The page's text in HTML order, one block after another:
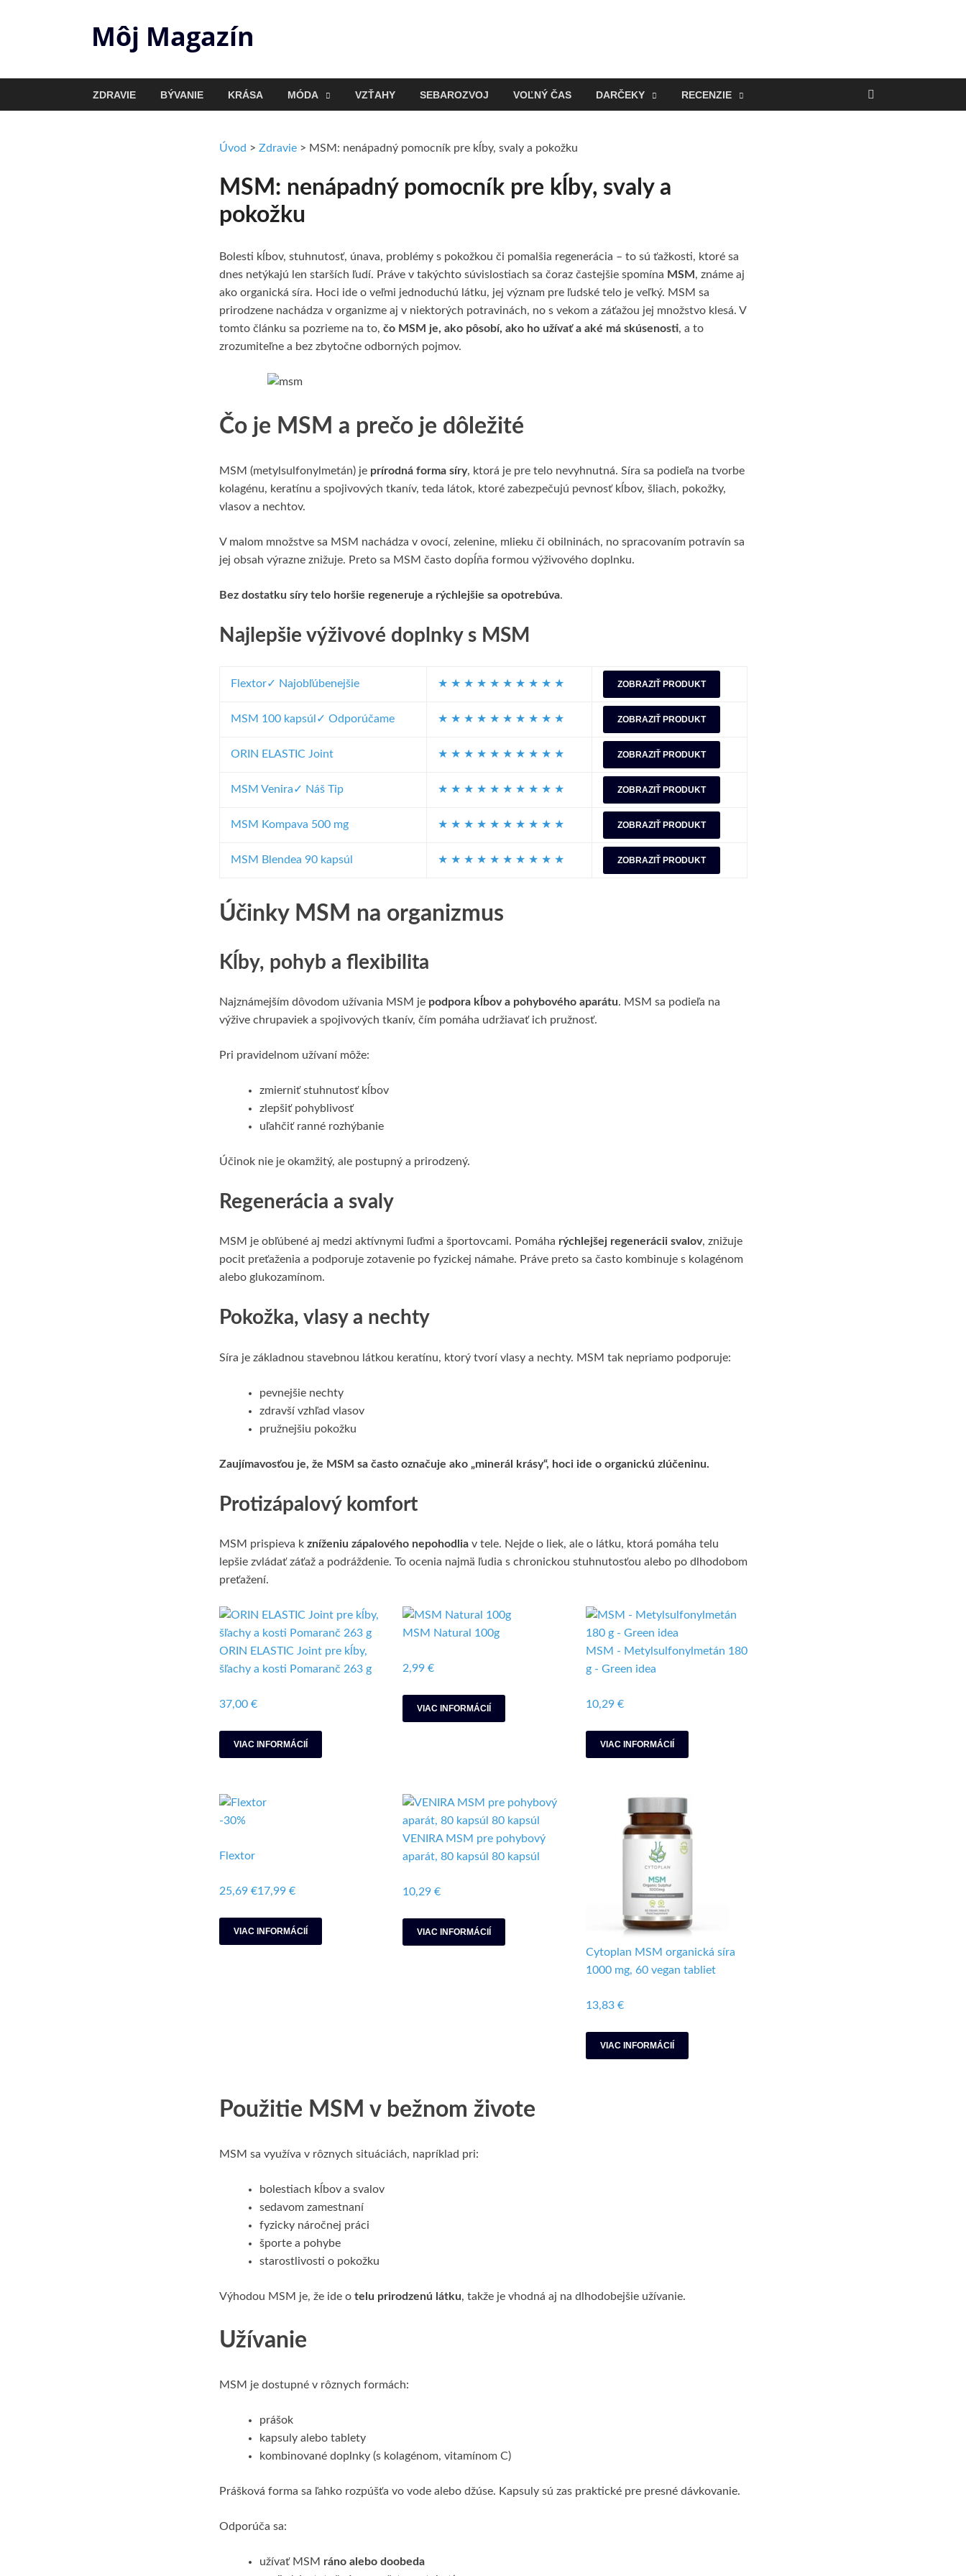
Môj Magazín
ZDRAVIE BÝVANIE KRÁSA MÓDA VZŤAHY SEBAROZVOJ VOĽNÝ ČAS DARČEKY RECENZIE
Úvod > Zdravie> MSM: nenápadný pomocník pre kĺby, svaly a pokožku
MSM: nenápadný pomocník pre kĺby, svaly a
pokožku
Bolesti kĺbov, stuhnutosť, únava, problémy s pokožkou či pomalšia regenerácia – to sú ťažkosti, ktoré sa
dnes netýkajú len starších ľudí. Práve v takýchto súvislostiach sa čoraz častejšie spomína MSM , známe aj
ako organická síra. Hoci ide o veľmi jednoduchú látku, jej význam pre ľudské telo je veľký. MSM sa
prirodzene nachádza v organizme aj v niektorých potravinách, no s vekom a záťažou jej množstvo klesá. V
tomto článku sa pozrieme na to, čo MSM je, ako pôsobí, ako ho užívať a aké má skúsenosti, a to
zrozumiteľne a bez zbytočne odborných pojmov.
Čo je MSM a prečo je dôležité
MSM (metylsulfonylmetán) je prírodná forma síry, ktorá je pre telo nevyhnutná. Síra sa podieľa na tvorbe
kolagénu, keratínu a spojivových tkanív, teda látok, ktoré zabezpečujú pevnosť kĺbov, šliach, pokožky,
vlasov a nechtov.
V malom množstve sa MSM nachádza v ovocí, zelenine, mlieku či obilninách, no spracovaním potravín sa
jej obsah výrazne znižuje. Preto sa MSM často dopĺňa formou výživového doplnku.
Bez dostatku síry telo horšie regeneruje a rýchlejšie sa opotrebúva.
Najlepšie výživové doplnky s MSM
Flextor✓ Najobľúbenejšie ★ ★ ★ ★ ★ ★ ★ ★ ★ ★ ZOBRAZIŤ PRODUKT
MSM 100 kapsúl ✓ Odporúčame ★ ★ ★ ★ ★ ★ ★ ★ ★ ★ ZOBRAZIŤ PRODUKT
ORIN ELASTIC Joint ★ ★ ★ ★ ★ ★ ★ ★ ★ ★ ZOBRAZIŤ PRODUKT
MSM Venira✓ Náš Tip ★ ★ ★ ★ ★ ★ ★ ★ ★ ★ ZOBRAZIŤ PRODUKT
MSM Kompava 500 mg ★ ★ ★ ★ ★ ★ ★ ★ ★ ★ ZOBRAZIŤ PRODUKT
MSM Blendea 90 kapsúl ★ ★ ★ ★ ★ ★ ★ ★ ★ ★ ZOBRAZIŤ PRODUKT
Účinky MSM na organizmus
Kĺby, pohyb a flexibilita
Najznámejším dôvodom užívania MSM je podpora kĺbov a pohybového aparátu. MSM sa podieľa na
výžive chrupaviek a spojivových tkanív, čím pomáha udržiavať ich pružnosť.
Pri pravidelnom užívaní môže:
zmierniť stuhnutosť kĺbov
zlepšiť pohyblivosť
uľahčiť ranné rozhýbanie
Účinok nie je okamžitý, ale postupný a prirodzený.
Regenerácia a svaly
MSM je obľúbené aj medzi aktívnymi ľuďmi a športovcami. Pomáha rýchlejšej regenerácii svalov, znižuje
pocit preťaženia a podporuje zotavenie po fyzickej námahe. Práve preto sa často kombinuje s kolagénom
alebo glukozamínom.
Pokožka, vlasy a nechty
Síra je základnou stavebnou látkou keratínu, ktorý tvorí vlasy a nechty. MSM tak nepriamo podporuje:
pevnejšie nechty
zdravší vzhľad vlasov
pružnejšiu pokožku
Zaujímavosťou je, že MSM sa často označuje ako „minerál krásy“, hoci ide o organickú zlúčeninu.
Protizápalový komfort
MSM prispieva k zníženiu zápalového nepohodliav tele. Nejde o liek, ale o látku, ktorá pomáha telu
lepšie zvládať záťaž a podráždenie. To ocenia najmä ľudia s chronickou stuhnutosťou alebo po dlhodobom
preťažení.
ORIN ELASTIC Joint pre kĺby,
šľachy a kosti Pomaranč 263 g
37,00 €
VIAC INFORMÁCIÍ
MSM Natural 100g
2,99 €
VIAC INFORMÁCIÍ
MSM - Metylsulfonylmetán 180
g - Green idea
10,29 €
VIAC INFORMÁCIÍ
-30%
Flextor
25,69 €17,99 €
VIAC INFORMÁCIÍ
VENIRA MSM pre pohybový
aparát, 80 kapsúl 80 kapsúl
10,29 €
VIAC INFORMÁCIÍ
Cytoplan MSM organická síra
1000 mg, 60 vegan tabliet
13,83 €
VIAC INFORMÁCIÍ
Použitie MSM v bežnom živote
MSM sa využíva v rôznych situáciách, napríklad pri:
bolestiach kĺbov a svalov
sedavom zamestnaní
fyzicky náročnej práci
športe a pohybe
starostlivosti o pokožku
Výhodou MSM je, že ide o telu prirodzenú látku, takže je vhodná aj na dlhodobejšie užívanie.
Užívanie
MSM je dostupné v rôznych formách:
prášok
kapsuly alebo tablety
kombinované doplnky (s kolagénom, vitamínom C)
Prášková forma sa ľahko rozpúšťa vo vode alebo džúse. Kapsuly sú zas praktické pre presné dávkovanie.
Odporúča sa:
užívať MSM ráno alebo doobeda